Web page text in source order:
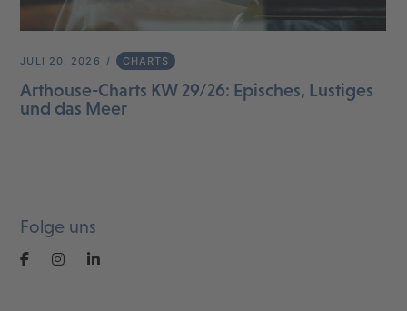
JULI 20, 2026 CHARTS
Arthouse-Charts KW 29/26: Episches, Lustiges
und das Meer
Folge uns